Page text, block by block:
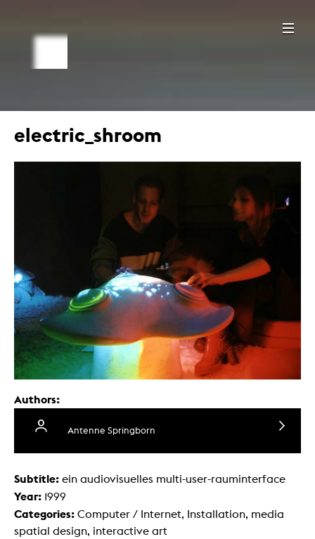
electric_shroom
Authors:
Antenne Springborn
Subtitle: ein audiovisuelles multi-user-rauminterface
Year: 1999
Categories: Computer / Internet, Installation, media
spatial design, interactive art